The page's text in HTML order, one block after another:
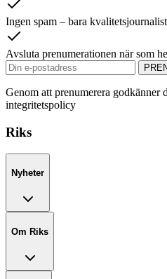
Ingen spam – bara
Avsluta prenumerationen när som
Genom att prenumerera godkänner
integritetspolicy
Riks
Nyheter
Om Riks